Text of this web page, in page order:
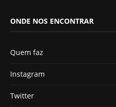
ONDE NOS ENCONTRAR
Quem faz
Instagram
Twitter